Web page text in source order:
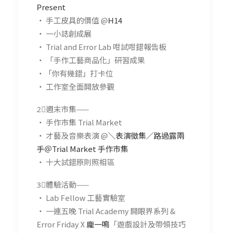
Present
・ 手工皮具的價值 @H14
・ 一小誌創成展
・ Trial and Error Lab 咁試咁錯報告板
・ 「手作工藝商品化」研習成果
・「你有幾錯」打卡位
・ 工作室全面開放參觀
2⃣週末市集——
・ 手作市集 Trial Market
・ 才藝及音樂表演 @＼表演徵集／路過露兩
手＠Trial Market 手作市集
・ 十大試錯原則照相區
3⃣體驗活動——
・ Lab Fellow 工藝實驗室
・ 一連五晚 Trial Academy 開眼界系列 &
Error Friday X 龐一鳴 「遊戲設計及帶領技巧